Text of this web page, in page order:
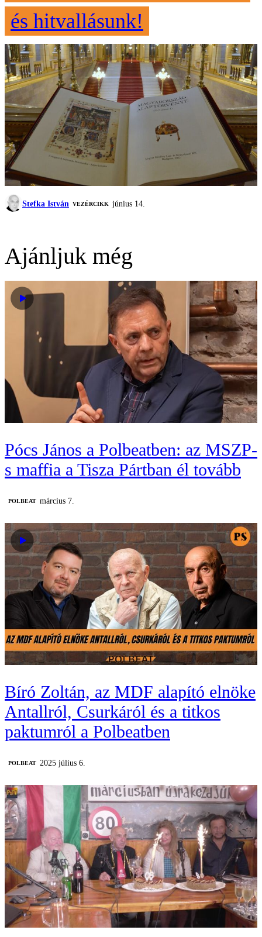
és hitvallásunk!
Stefka István VEZÉRCIKK június 14.
Ajánljuk még
Pócs János a Polbeatben: az MSZP-
s maffia a Tisza Pártban él tovább
‎POLBEAT március 7.
Bíró Zoltán, az MDF alapító elnöke
Antallról, Csurkáról és a titkos
paktumról a Polbeatben
‎POLBEAT 2025 július 6.